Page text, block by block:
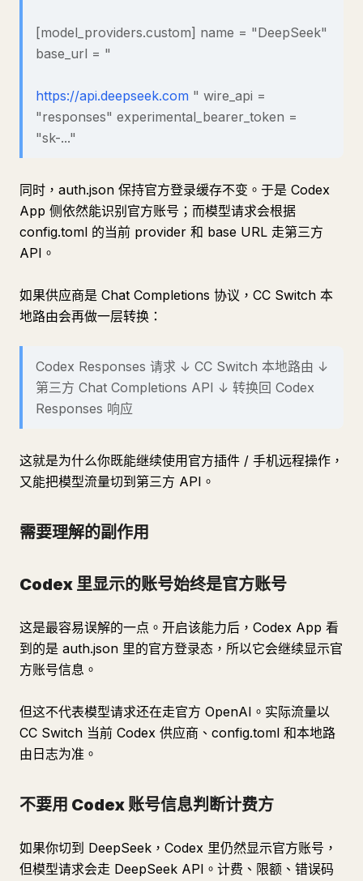
[model_providers.custom] name = "DeepSeek"
base_url = "
https://api.deepseek.com " wire_api =
"responses" experimental_bearer_token =
"sk-..."
同时，auth.json 保持官方登录缓存不变。于是 Codex
App 侧依然能识别官方账号；而模型请求会根据
config.toml 的当前 provider 和 base URL 走第三方
API。
如果供应商是 Chat Completions 协议，CC Switch 本
地路由会再做一层转换：
Codex Responses 请求 ↓ CC Switch 本地路由 ↓
第三方 Chat Completions API ↓ 转换回 Codex
Responses 响应
这就是为什么你既能继续使用官方插件 / 手机远程操作，
又能把模型流量切到第三方 API。
需要理解的副作用
Codex 里显示的账号始终是官方账号
这是最容易误解的一点。开启该能力后，Codex App 看
到的是 auth.json 里的官方登录态，所以它会继续显示官
方账号信息。
但这不代表模型请求还在走官方 OpenAI。实际流量以
CC Switch 当前 Codex 供应商、config.toml 和本地路
由日志为准。
不要用 Codex 账号信息判断计费方
如果你切到 DeepSeek，Codex 里仍然显示官方账号，
但模型请求会走 DeepSeek API。计费、限额、错误码